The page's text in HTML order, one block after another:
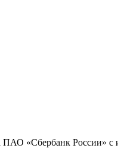
«Сбербанк России» с